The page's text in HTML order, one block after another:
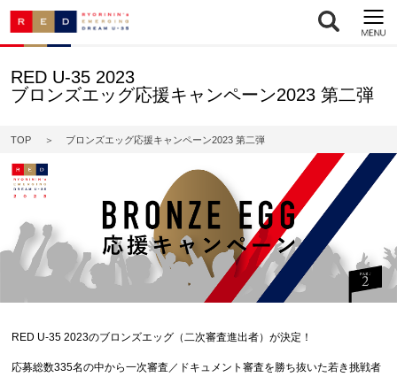
RED U-35 2023
ブロンズエッグ応援キャンペーン2023 第二弾
TOP ブロンズエッグ応援キャンペーン2023 第二弾
RED U-35 2023のブロンズエッグ（二次審査進出者）が決定！
応募総数335名の中から一次審査／ドキュメント審査を勝ち抜いた若き挑戦者